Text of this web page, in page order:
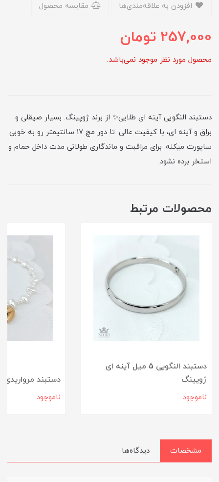
مقایسه محصول
257,000 تومان
محصول مورد نظر موجود نمی‌باشد.
دستبند النگویی آینه ای طلایی✨ از برند ژوپینگ. بسیار صیقلی و
براق و آینه ای، با کیفیت عالی. تا دور مچ 17 سانتیمتر رو به خوبی
ساپورت میکنه. برای مراقبت و ماندگاری طولانی مدت داخل حمام و
استخر برده نشود.
محصولات مرتبط
دستبند النگویی 5 میل آینه ای
ژوپینگ
ناموجود
دستبند مرواریدی
ناموجود
مشخصات دیدگاه‌ها